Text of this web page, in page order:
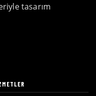
tasarım